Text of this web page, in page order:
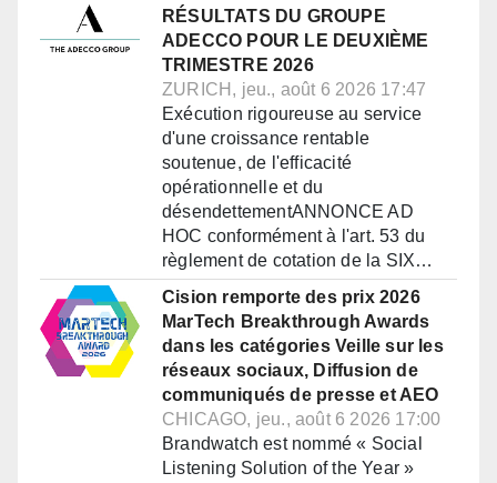
RÉSULTATS DU GROUPE
ADECCO POUR LE DEUXIÈME
TRIMESTRE 2026
ZURICH, jeu., août 6 2026 17:47
Exécution rigoureuse au service
d'une croissance rentable
soutenue, de l'efficacité
opérationnelle et du
désendettementANNONCE AD
HOC conformément à l'art. 53 du
règlement de cotation de la SIX…
Cision remporte des prix 2026
MarTech Breakthrough Awards
dans les catégories Veille sur les
réseaux sociaux, Diffusion de
communiqués de presse et AEO
CHICAGO, jeu., août 6 2026 17:00
Brandwatch est nommé « Social
Listening Solution of the Year »